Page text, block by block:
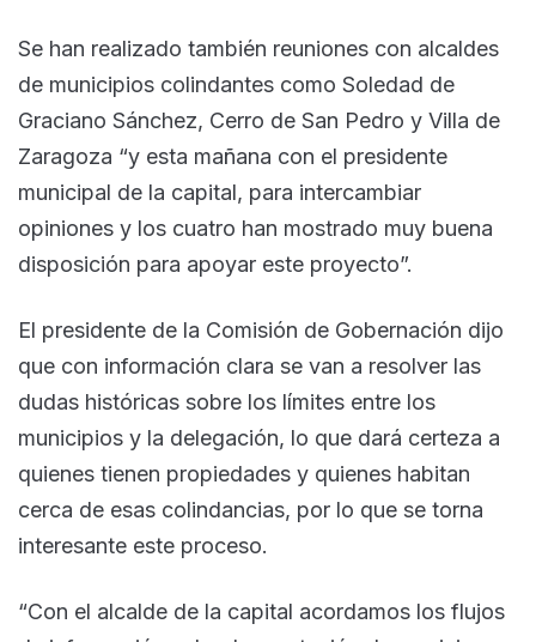
Se han realizado también reuniones con alcaldes
de municipios colindantes como Soledad de
Graciano Sánchez, Cerro de San Pedro y Villa de
Zaragoza “y esta mañana con el presidente
municipal de la capital, para intercambiar
opiniones y los cuatro han mostrado muy buena
disposición para apoyar este proyecto”.
El presidente de la Comisión de Gobernación dijo
que con información clara se van a resolver las
dudas históricas sobre los límites entre los
municipios y la delegación, lo que dará certeza a
quienes tienen propiedades y quienes habitan
cerca de esas colindancias, por lo que se torna
interesante este proceso.
“Con el alcalde de la capital acordamos los flujos